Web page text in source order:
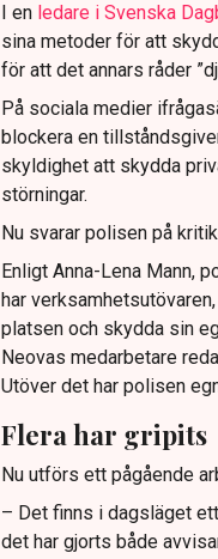
I en ledare i Svenska
sina metoder för att
för att det annars råder
På sociala medier
blockera en
skyldighet att skydda
störningar.
Nu svarar polisen på
Enligt Anna-Lena Mann,
har
platsen och skydda sin
Neovas medarbetare
Utöver det har polisen
Flera har gripits
Nu utförs ett pågående
– Det finns i dagsläget
det har gjorts både